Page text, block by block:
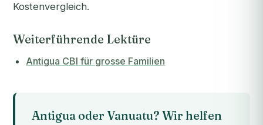
Kostenvergleich.
Weiterführende Lektüre
Antigua CBI für grosse Familien
Antigua oder Vanuatu? Wir helfen